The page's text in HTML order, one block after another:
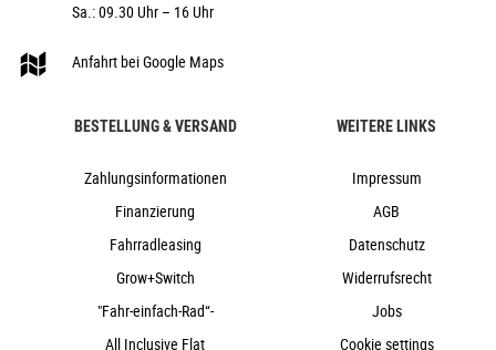
ACID 60 BB-Mount
15,2 kg
carbon´n´glossy
e-Bike, Gravel, Rennrad
ja
2025
Sa.: 09.30 Uhr – 16 Uhr
Anfahrt bei Google Maps
BESTELLUNG & VERSAND
Zahlungsinformationen
Finanzierung
Fahrradleasing
Grow+Switch
"Fahr-einfach-Rad“-
All Inclusive Flat
WEITERE LINKS
Impressum
AGB
Datenschutz
Widerrufsrecht
Jobs
Cookie settings